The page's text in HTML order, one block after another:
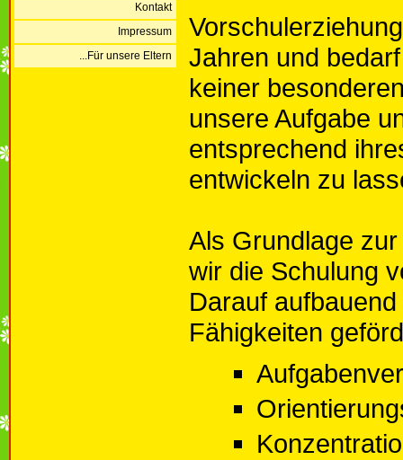
Kontakt
Impressum
...Für unsere Eltern
Jahren und
keiner
unsere Aufgabe
entsprechend
entwickeln zu
Als Grundlage
wir die Schulung
Darauf
Fähigkeiten